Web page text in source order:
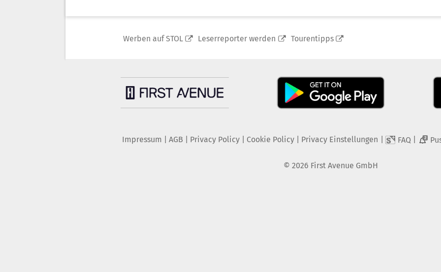
Werben auf STOL Leserreporter werden Tourentipps
Impressum AGB Privacy Policy| Cookie Policy| Privacy Einstellungen FAQ 2
© 2026 First Avenue GmbH